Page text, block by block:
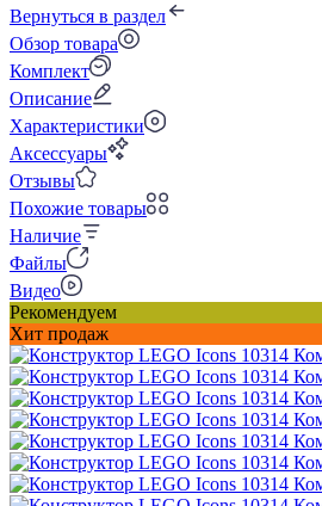
Вернуться в раздел
Обзор товара
Комплект
Описание
Характеристики
Аксессуары
Отзывы
Похожие товары
Наличие
Файлы
Видео
Рекомендуем
Хит продаж